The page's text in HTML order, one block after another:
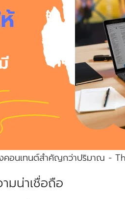
คอนเทนต์สำคัญกว่าปริมาณ -
มน่าเชื่อถือ